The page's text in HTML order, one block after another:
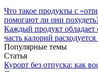
Что такое продукты с
помогают ли они
Каждый продукт обладает
часть калорий
Популярные темы
Статья
Курорт без отпуска: как